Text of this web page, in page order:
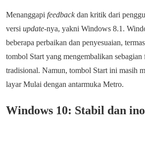
Menanggapi feedbackdan kritik dari
versi update-nya, yakni Windows 8.1.
beberapa perbaikan dan penyesuaian,
tombol Start yang mengembalikan
tradisional. Namun, tombol Start ini masih
layar Mulai dengan antarmuka Metro.
Windows 10: Stabil dan